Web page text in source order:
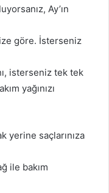
Ay’ın
göre. İsterseniz
isterseniz tek tek
yağınızı
yerine saçlarınıza
ile bakım